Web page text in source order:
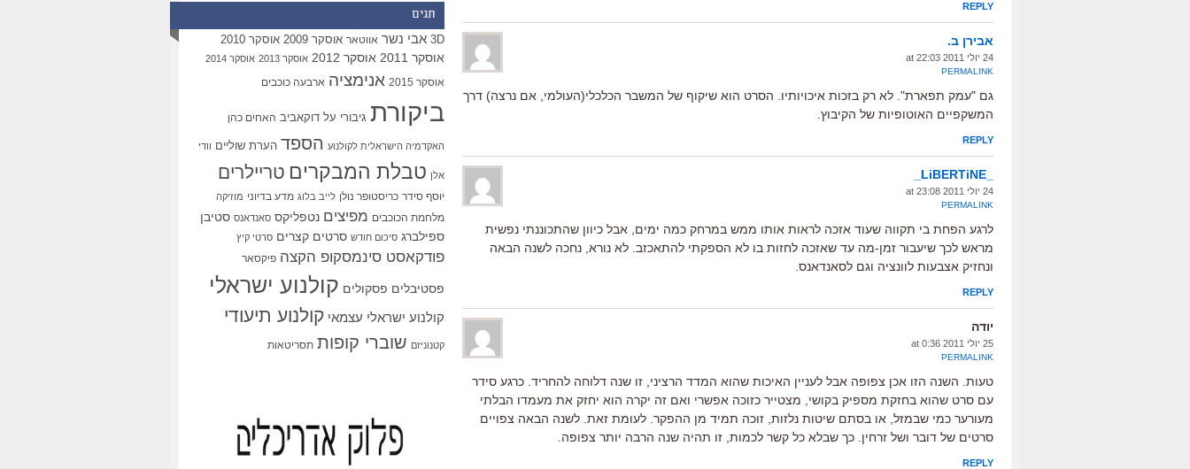
REPLY
אבירן ב.
24 יולי 2011 at 22:03
PERMALINK
גם "עמק תפארת". לא רק בזכות איכויותיו. הסרט הוא שיקוף של המשבר הכלכלי(העולמי, אם נרצה) דרך
המשקפיים האוטופיות של הקיבוץ.
REPLY
24 יולי 2011 at 23:08
PERMALINK
לרגע הפחת בי תקווה שעוד אזכה לראות אותו ממש במרחק כמה ימים, אבל כיוון שהתכוננתי נפשית
מראש לכך שיעבור זמן-מה עד שאזכה לחזות בו לא הספקתי להתאכזב. לא נורא, נחכה לשנה הבאה
ונחזיק אצבעות לוונציה וגם לסאנדאנס.
REPLY
יודה
25 יולי 2011 at 0:36
PERMALINK
טעות. השנה הזו אכן צפופה אבל לעניין האיכות שהוא המדד הרציני, זו שנה דלוחה להחריד. כרגע סידר
עם סרט שהוא בחזקת מספיק בקושי, מצטייר כזוכה אפשרי ואם זה יקרה הוא יחזק את מעמדו הבלתי
מעורער כמי שבמזל, או בסתם שיטות נלזות, זוכה תמיד מן ההפקר. לעומת זאת. לשנה הבאה צפויים
סרטים של דובר ושל זרחין. כך שבלא כל קשר לכמות, זו תהיה שנה הרבה יותר צפופה.
REPLY
תגים
3D אבי נשר אווטאר אוסקר 2009 אוסקר 2010
אוסקר 2011 אוסקר 2012 אוסקר 2013 אוסקר 2014
אוסקר 2015 אנימציה ארבעה כוכבים
ביקורת גיבורי על דוקאביב האחים כהן
האקדמיה הישראלית לקולנוע הספד הערת שוליים וודי
אלן טבלת המבקרים טריילרים
יוסף סידר כריסטופר נולן לייב בלוג מדע בדיוני מוזיקה
מלחמת הכוכבים מפיצים נטפליקס סאנדאנס סטיבן
ספילברג סיכום חודש סרטים קצרים סרטי קיץ
פודקאסט סינמסקופ הקצה פיקסאר
פסטיבלים פסקולים קולנוע ישראלי
קולנוע ישראלי עצמאי קולנוע תיעודי
קטנוניזם שוברי קופות תסריטאות